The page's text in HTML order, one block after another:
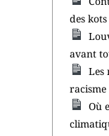
des kots
avant
Les
racisme
Où